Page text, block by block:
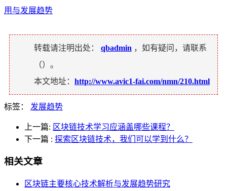
用与发展趋势
转载请注明出处： qbadmin ，如有疑问，请联系
（）。
本文地址： http://www.avic1-fai.com/nmn/210.html
标签： 发展趋势
上一篇: 区块链技术学习应涵盖哪些课程？
下一篇 : 探索区块链技术，我们可以学到什么？
相关文章
区块链主要核心技术解析与发展趋势研究